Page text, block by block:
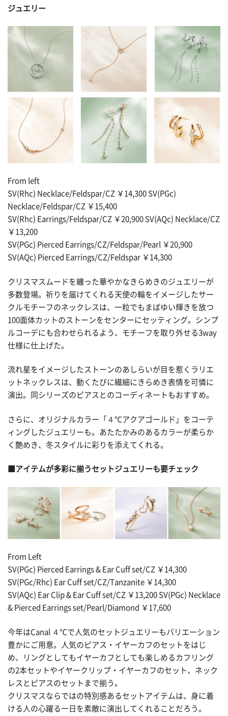
ジュエリー
From left
SV(Rhc) Necklace/Feldspar/CZ ￥14,300 SV(PGc)
Necklace/Feldspar/CZ ￥15,400
SV(Rhc) Earrings/Feldspar/CZ ￥20,900 SV(AQc) Necklace/CZ
￥13,200
SV(PGc) Pierced Earrings/CZ/Feldspar/Pearl ￥20,900
SV(AQc) Pierced Earrings/CZ/Feldspar ￥14,300
クリスマスムードを纏った華やかなきらめきのジュエリーが
多数登場。祈りを届けてくれる天使の輪をイメージしたサー
クルモチーフのネックレスは、一粒でもまばゆい輝きを放つ
100面体カットのストーンをセンターにセッティング。シンプ
ルコーデにも合わせられるよう、モチーフを取り外せる3way
仕様に仕上げた。
流れ星をイメージしたストーンのあしらいが目を惹くラリエ
ットネックレスは、動くたびに繊細にきらめき表情を可憐に
演出。同シリーズのピアスとのコーディネートもおすすめ。
さらに、オリジナルカラー「４℃アクアゴールド」をコーテ
ィングしたジュエリーも。あたたかみのあるカラーが柔らか
く艶めき、冬スタイルに彩りを添えてくれる。
■アイテムが多彩に揃うセットジュエリーも要チェック
From Left
SV(PGc) Pierced Earrings & Ear Cuff set/CZ ￥14,300
SV(PGc/Rhc) Ear Cuff set/CZ/Tanzanite ￥14,300
SV(AQc) Ear Clip & Ear Cuff set/CZ ￥13,200 SV(PGc) Necklace
& Pierced Earrings set/Pearl/Diamond ￥17,600
今年はCanal ４℃で人気のセットジュエリーもバリエーション
豊かにご用意。人気のピアス・イヤーカフのセットをはじ
め、リングとしてもイヤーカフとしても楽しめるカフリング
の2本セットやイヤークリップ・イヤーカフのセット、ネック
レスとピアスのセットまで揃う。
クリスマスならではの特別感あるセットアイテムは、身に着
ける人の心躍る一日を素敵に演出してくれることだろう。